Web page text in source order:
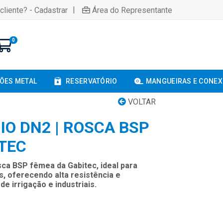
- Cadastrar | Área do Representante
0
METAL RESERVATÓRIO MANGUEIRAS E
VOLTAR
DN2 | ROSCA BSP
BSP fêmea da Gabitec, ideal para
oferecendo alta resistência e
irrigação e industriais.